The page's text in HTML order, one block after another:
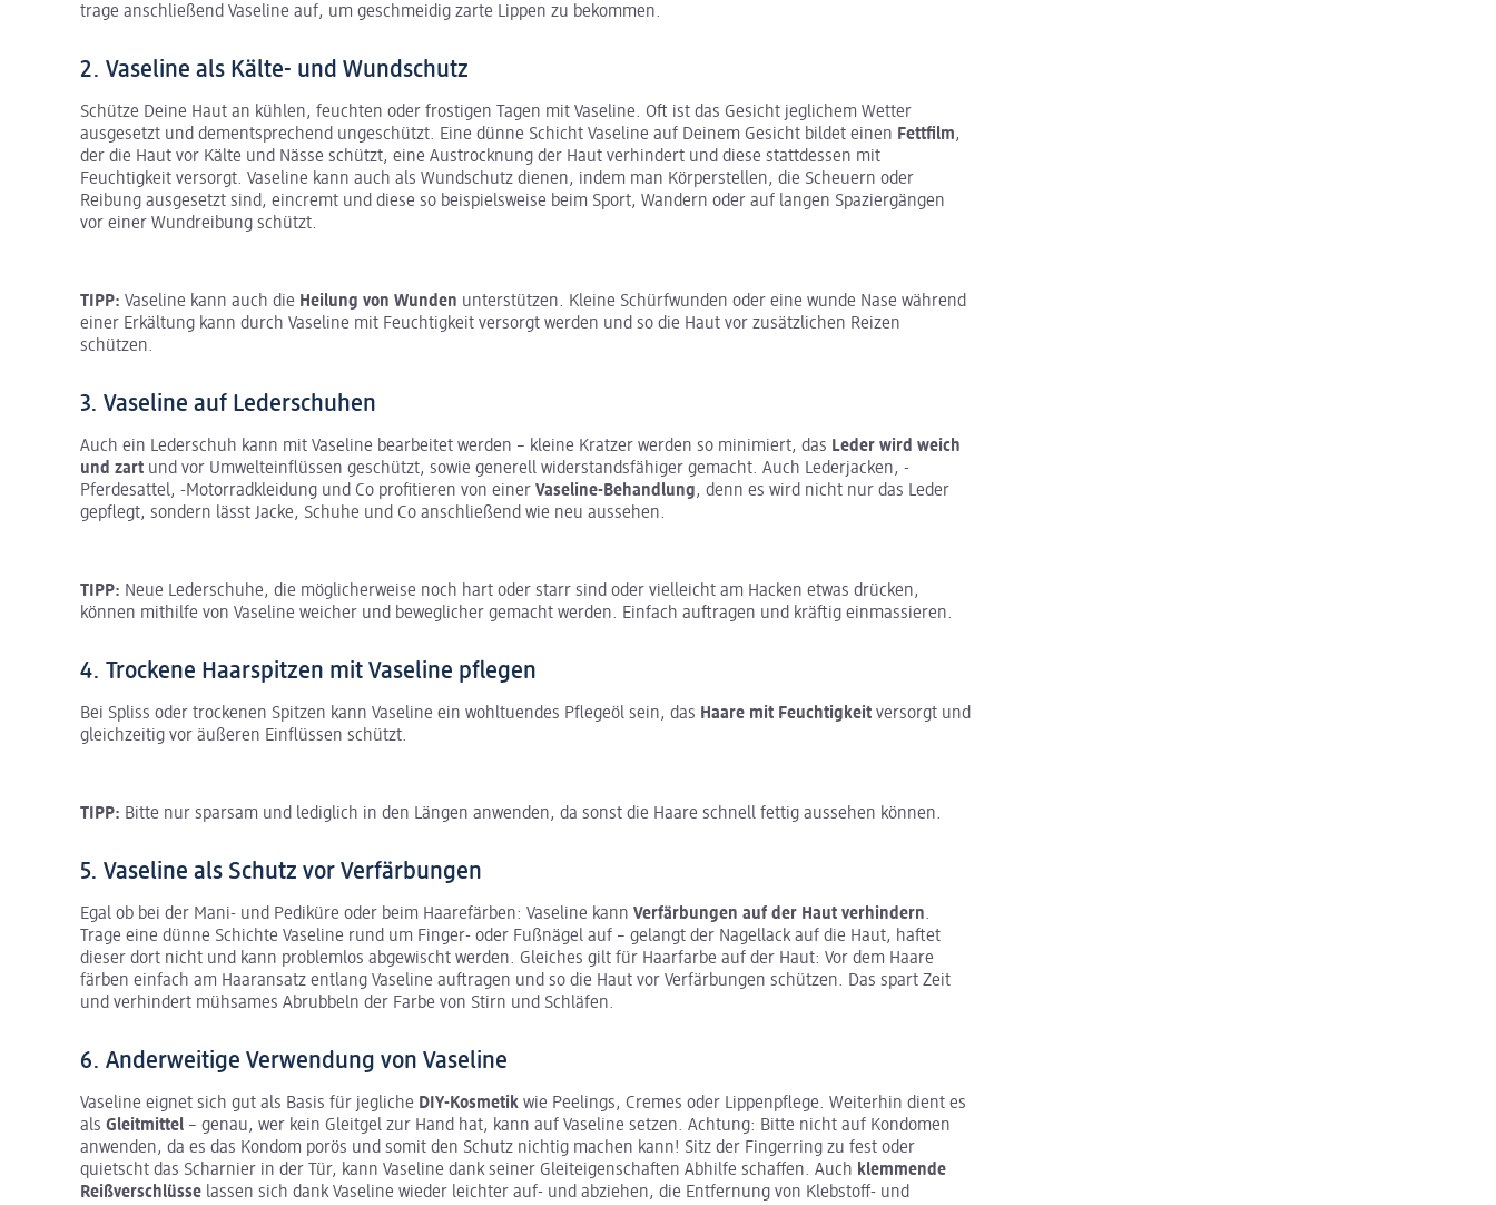
trage anschließend Vaseline auf, um geschmeidig zarte Lippen zu bekommen.
2. Vaseline als Kälte- und Wundschutz
Schütze Deine Haut an kühlen, feuchten oder frostigen Tagen mit Vaseline. Oft ist das Gesicht jeglichem Wetter
ausgesetzt und dementsprechend ungeschützt. Eine dünne Schicht Vaseline auf Deinem Gesicht bildet einen Fettfilm,
der die Haut vor Kälte und Nässe schützt, eine Austrocknung der Haut verhindert und diese stattdessen mit
Feuchtigkeit versorgt. Vaseline kann auch als Wundschutz dienen, indem man Körperstellen, die Scheuern oder
Reibung ausgesetzt sind, eincremt und diese so beispielsweise beim Sport, Wandern oder auf langen Spaziergängen
vor einer Wundreibung schützt.
TIPP: Vaseline kann auch die Heilung von Wunden unterstützen. Kleine Schürfwunden oder eine wunde Nase während
einer Erkältung kann durch Vaseline mit Feuchtigkeit versorgt werden und so die Haut vor zusätzlichen Reizen
schützen.
3. Vaseline auf Lederschuhen
Auch ein Lederschuh kann mit Vaseline bearbeitet werden – kleine Kratzer werden so minimiert, das Leder wird weich
und zart und vor Umwelteinflüssen geschützt, sowie generell widerstandsfähiger gemacht. Auch Lederjacken, -
Pferdesattel, -Motorradkleidung und Co profitieren von einer Vaseline-Behandlung, denn es wird nicht nur das Leder
gepflegt, sondern lässt Jacke, Schuhe und Co anschließend wie neu aussehen.
TIPP: Neue Lederschuhe, die möglicherweise noch hart oder starr sind oder vielleicht am Hacken etwas drücken,
können mithilfe von Vaseline weicher und beweglicher gemacht werden. Einfach auftragen und kräftig einmassieren.
4. Trockene Haarspitzen mit Vaseline pflegen
Bei Spliss oder trockenen Spitzen kann Vaseline ein wohltuendes Pflegeöl sein, das Haare mit Feuchtigkeit versorgt und
gleichzeitig vor äußeren Einflüssen schützt.
TIPP: Bitte nur sparsam und lediglich in den Längen anwenden, da sonst die Haare schnell fettig aussehen können.
5. Vaseline als Schutz vor Verfärbungen
Egal ob bei der Mani- und Pediküre oder beim Haarefärben: Vaseline kann Verfärbungen auf der Haut verhindern.
Trage eine dünne Schichte Vaseline rund um Finger- oder Fußnägel auf – gelangt der Nagellack auf die Haut, haftet
dieser dort nicht und kann problemlos abgewischt werden. Gleiches gilt für Haarfarbe auf der Haut: Vor dem Haare
färben einfach am Haaransatz entlang Vaseline auftragen und so die Haut vor Verfärbungen schützen. Das spart Zeit
und verhindert mühsames Abrubbeln der Farbe von Stirn und Schläfen.
6. Anderweitige Verwendung von Vaseline
Vaseline eignet sich gut als Basis für jegliche DIY-Kosmetik wie Peelings, Cremes oder Lippenpflege. Weiterhin dient es
als Gleitmittel – genau, wer kein Gleitgel zur Hand hat, kann auf Vaseline setzen. Achtung: Bitte nicht auf Kondomen
anwenden, da es das Kondom porös und somit den Schutz nichtig machen kann! Sitz der Fingerring zu fest oder
quietscht das Scharnier in der Tür, kann Vaseline dank seiner Gleiteigenschaften Abhilfe schaffen. Auch klemmende
Reißverschlüsse lassen sich dank Vaseline wieder leichter auf- und abziehen, die Entfernung von Klebstoff- und